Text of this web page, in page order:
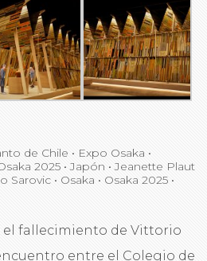
de Chile • Expo Osaka •
2025 •Japón •Jeanette Plaut
Sarovic • Osaka • Osaka 2025 •
el fallecimiento de Vittorio
entre el Colegio de